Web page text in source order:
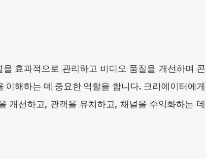
효과적으로 관리하고 비디오 품질을 개선하며 콘
해하는 데 중요한 역할을 합니다. 크리에이터에게
개선하고, 관객을 유치하고, 채널을 수익화하는 데